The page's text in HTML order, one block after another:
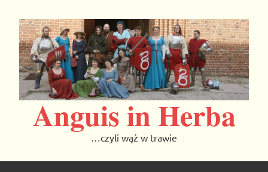
content
Anguis in Herba
…czyli wąż w trawie